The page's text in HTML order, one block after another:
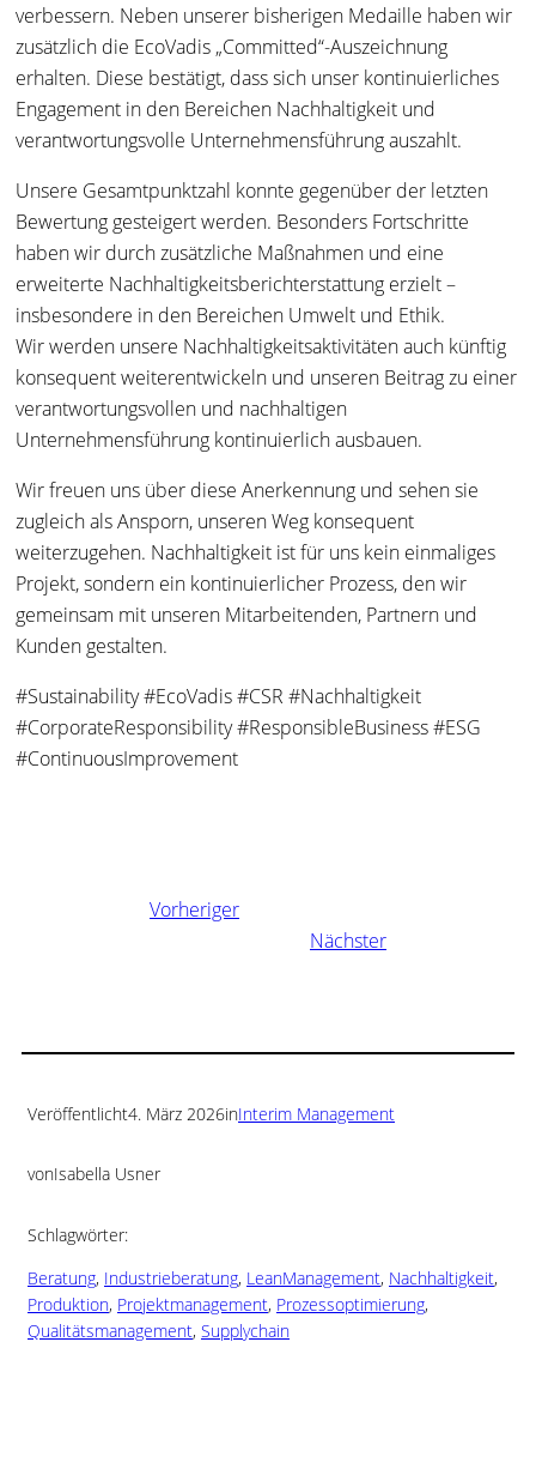
verbessern. Neben unserer bisherigen Medaille haben wir
zusätzlich die EcoVadis „Committed“-Auszeichnung
erhalten. Diese bestätigt, dass sich unser kontinuierliches
Engagement in den Bereichen Nachhaltigkeit und
verantwortungsvolle Unternehmensführung auszahlt.
Unsere Gesamtpunktzahl konnte gegenüber der letzten
Bewertung gesteigert werden. Besonders Fortschritte
haben wir durch zusätzliche Maßnahmen und eine
erweiterte Nachhaltigkeitsberichterstattung erzielt –
insbesondere in den Bereichen Umwelt und Ethik.
Wir werden unsere Nachhaltigkeitsaktivitäten auch künftig
konsequent weiterentwickeln und unseren Beitrag zu einer
verantwortungsvollen und nachhaltigen
Unternehmensführung kontinuierlich ausbauen.
Wir freuen uns über diese Anerkennung und sehen sie
zugleich als Ansporn, unseren Weg konsequent
weiterzugehen. Nachhaltigkeit ist für uns kein einmaliges
Projekt, sondern ein kontinuierlicher Prozess, den wir
gemeinsam mit unseren Mitarbeitenden, Partnern und
Kunden gestalten.
#Sustainability #EcoVadis #CSR #Nachhaltigkeit
#CorporateResponsibility #ResponsibleBusiness #ESG
#ContinuousImprovement
Vorheriger
Nächster
Veröffentlicht4. März 2026inInterim Management
vonIsabella Usner
Schlagwörter:
Beratung, Industrieberatung, LeanManagement, Nachhaltigkeit
Produktion, Projektmanagement, Prozessoptimierung
Qualitätsmanagement, Supplychain